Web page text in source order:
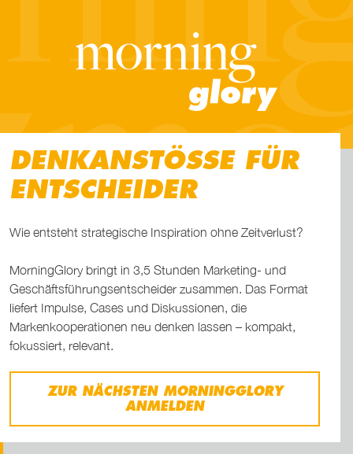
DENK­ANSTÖSSE FÜR E
NT­SCHEIDER
Wie entsteht strategische Inspiration ohne Zeitverlust?
MorningGlory bringt in 3,5 Stunden Marketing- und
Geschäftsführungsentscheider zusammen. Das Format
liefert Impulse, Cases und Diskussionen, die
Markenkooperationen neu denken lassen – kompakt,
fokussiert, relevant.
ZUR NÄCHSTEN MORNINGGLORY
ANMELDEN